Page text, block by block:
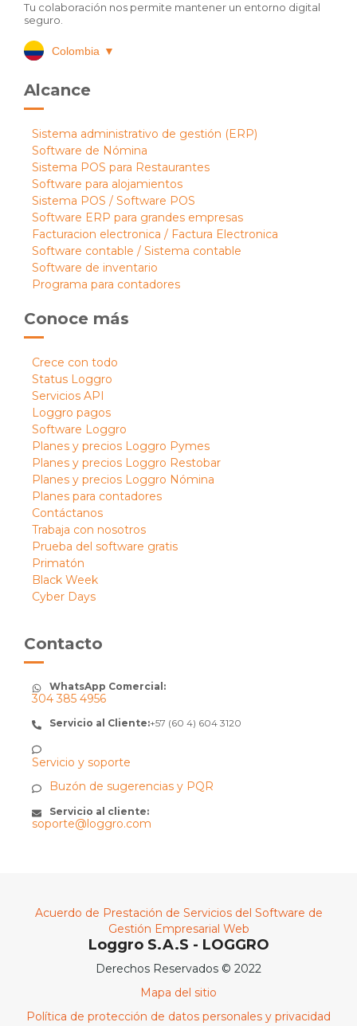
Tu colaboración nos permite mantener un entorno digital
seguro.
Colombia ▼
Alcance
Sistema administrativo de gestión (ERP)
Software de Nómina
Sistema POS para Restaurantes
Software para alojamientos
Sistema POS / Software POS
Software ERP para grandes empresas
Facturacion electronica / Factura Electronica
Software contable / Sistema contable
Software de inventario
Programa para contadores
Conoce más
Crece con todo
Status Loggro
Servicios API
Loggro pagos
Software Loggro
Planes y precios Loggro Pymes
Planes y precios Loggro Restobar
Planes y precios Loggro Nómina
Planes para contadores
Contáctanos
Trabaja con nosotros
Prueba del software gratis
Primatón
Black Week
Cyber Days
Contacto
WhatsApp Comercial:
304 385 4956
Servicio al Cliente:+57 (60 4) 604 3120
Servicio y soporte
Buzón de sugerencias y PQR
Servicio al cliente:
soporte@loggro.com
Acuerdo de Prestación de Servicios del Software de
Gestión Empresarial Web
Loggro S.A.S - LOGGRO
Derechos Reservados © 2022
Mapa del sitio
Política de protección de datos personales y privacidad